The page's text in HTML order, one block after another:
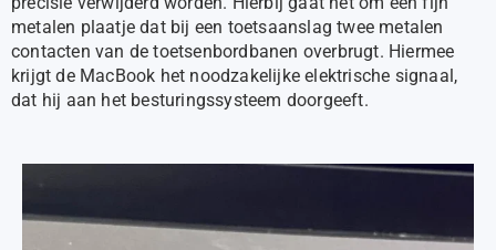
metalen plaatje dat bij een toetsaanslag twee metalen
contacten van de toetsenbordbanen overbrugt. Hiermee
krijgt de MacBook het noodzakelijke elektrische signaal,
dat hij aan het besturingssysteem doorgeeft.